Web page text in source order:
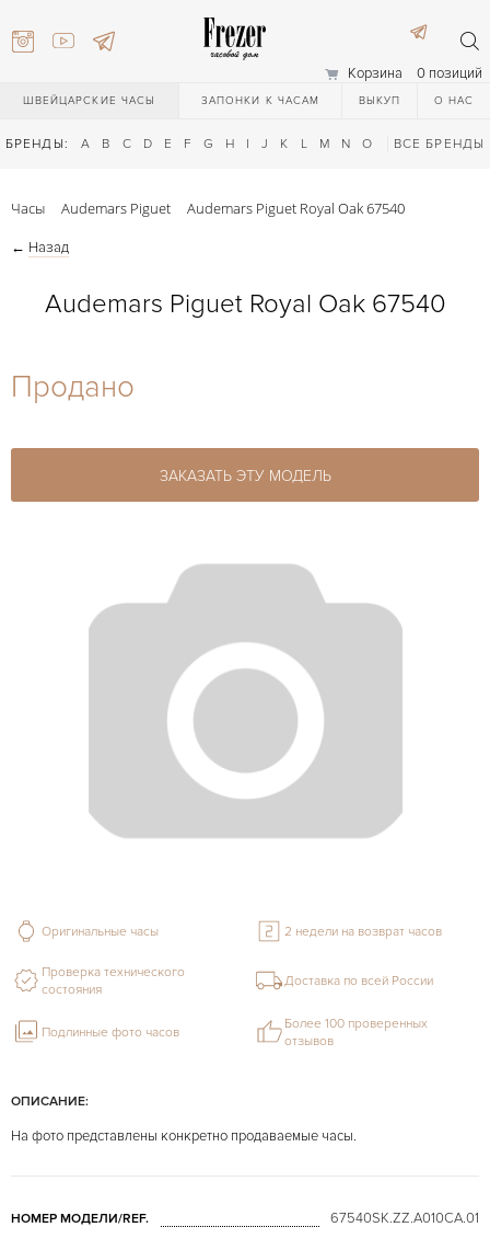
Корзина 0 позиций
ШВЕЙЦАРСКИЕ ЧАСЫ ЗАПОНКИ К ЧАСАМ ВЫКУП О НАС
БРЕНДЫ: A B C D E F G H I J K L M N O Q R S T
ВСЕ БРЕНДЫ
27-44
27-44
Часы Audemars Piguet Audemars Piguet Royal Oak 67540
← Назад
Audemars Piguet Royal Oak 67540
Продано
ЗАКАЗАТЬ ЭТУ МОДЕЛЬ
ОПИСАНИЕ:
На фото представлены конкретно продаваемые часы.
НОМЕР МОДЕЛИ/REF. 67540SK.ZZ.A010CA.01
Оригинальные часы 2 недели на возврат часов
Проверка технического
состояния
Доставка по всей России
Подлинные фото часов
Более 100 проверенных
отзывов